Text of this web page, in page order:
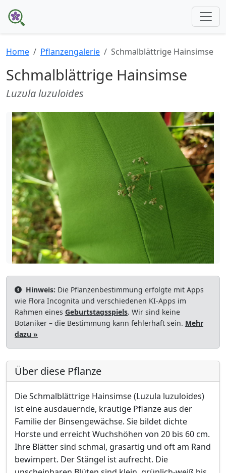
Home Pflanzengalerie Schmalblättrige Hainsimse
Schmalblättrige Hainsimse
Luzula luzuloides
Hinweis: Die Pflanzenbestimmung erfolgte mit Apps
wie Flora Incognita und verschiedenen KI-Apps im
Rahmen eines Geburtstagsspiels. Wir sind keine
Botaniker – die Bestimmung kann fehlerhaft sein. Mehr
dazu »
Über diese Pflanze
Die Schmalblättrige Hainsimse (Luzula luzuloides)
ist eine ausdauernde, krautige Pflanze aus der
Familie der Binsengewächse. Sie bildet dichte
Horste und erreicht Wuchshöhen von 20 bis 60 cm.
Ihre Blätter sind schmal, grasartig und oft am Rand
bewimpert. Der Stängel ist aufrecht. Die